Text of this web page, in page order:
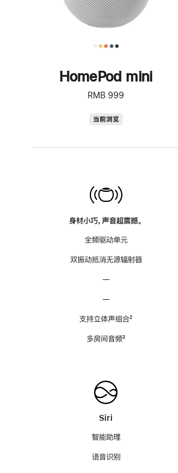
HomePod mini
RMB 999
当前浏览
身材小巧，声音超震撼。
全频驱动单元
双振动抵消无源辐射器
—
—
支持立体声组合脚
²
多房间音频脚
³
Siri
智能助理
语音识别